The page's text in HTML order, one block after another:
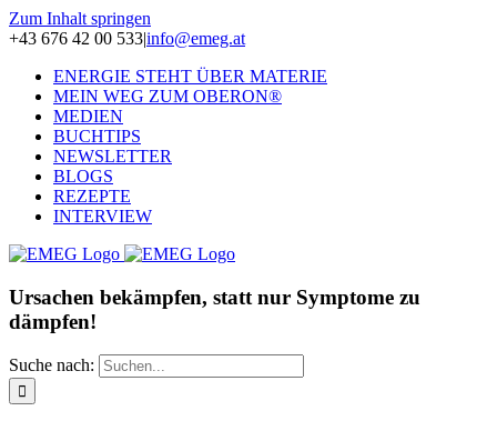
Zum Inhalt springen
+43 676 42 00 533|info@emeg.at
ENERGIE STEHT ÜBER MATERIE
MEIN WEG ZUM OBERON®
MEDIEN
BUCHTIPS
NEWSLETTER
BLOGS
REZEPTE
INTERVIEW
Ursachen bekämpfen, statt nur Symptome zu
dämpfen!
Suche nach: